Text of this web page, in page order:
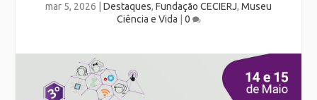
mar 5, 2026 Destaques, Fundação CECIERJ, Museu
Ciência e Vida
0